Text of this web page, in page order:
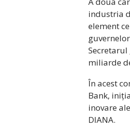
industria
element
Secretarul
miliarde
În acest
Bank,
inovare
DIANA.